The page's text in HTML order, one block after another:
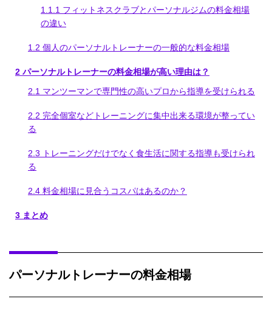
1.1.1 フィットネスクラブとパーソナルジムの料金相場
の違い
1.2 個人のパーソナルトレーナーの一般的な料金相場
2 パーソナルトレーナーの料金相場が高い理由は？
2.1 マンツーマンで専門性の高いプロから指導を受けられる
2.2 完全個室などトレーニングに集中出来る環境が整ってい
る
2.3 トレーニングだけでなく食生活に関する指導も受けられ
る
2.4 料金相場に見合うコスパはあるのか？
3 まとめ
パーソナルトレーナーの料金相場